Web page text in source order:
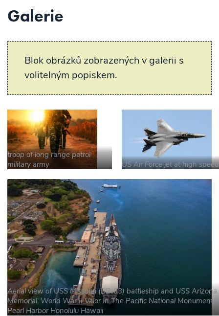
Galerie
Blok obrázků zobrazených v galerii s
volitelným popiskem.
troop of long range patrol
military army
US Air Force jet at high speed
Aerial view of USS Missouri (BB-63) battleship and USS Arizona
Memorial, World War II Valor In The Pacific National Monument
Pearl Harbor Honolulu Hawaii